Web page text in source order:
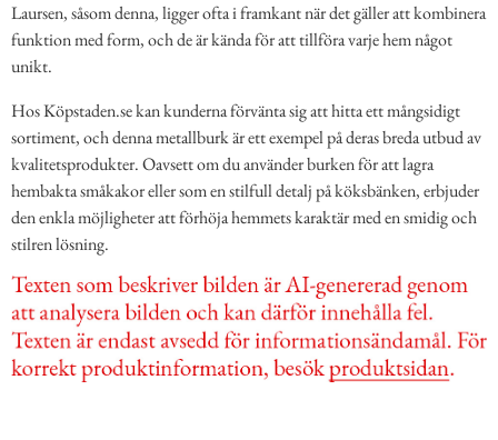
Laursen, såsom denna, ligger ofta i framkant när det gäller att kombinera
funktion med form, och de är kända för att tillföra varje hem något
unikt.
Hos Köpstaden.se kan kunderna förvänta sig att hitta ett mångsidigt
sortiment, och denna metallburk är ett exempel på deras breda utbud av
kvalitetsprodukter. Oavsett om du använder burken för att lagra
hembakta småkakor eller som en stilfull detalj på köksbänken, erbjuder
den enkla möjligheter att förhöja hemmets karaktär med en smidig och
stilren lösning.